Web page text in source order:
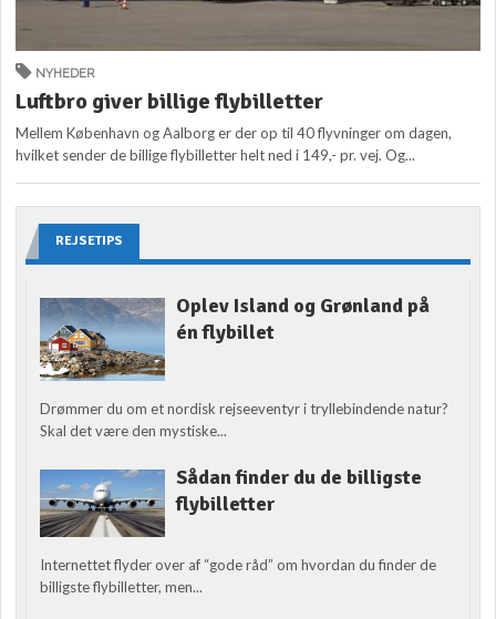
NYHEDER
Luftbro giver billige flybilletter
Mellem København og Aalborg er der op til 40 flyvninger om dagen,
hvilket sender de billige flybilletter helt ned i 149,- pr. vej. Og...
REJSETIPS
Oplev Island og Grønland på
én flybillet
Drømmer du om et nordisk rejseeventyr i tryllebindende natur?
Skal det være den mystiske...
Sådan finder du de billigste
flybilletter
Internettet flyder over af “gode råd” om hvordan du finder de
billigste flybilletter, men...